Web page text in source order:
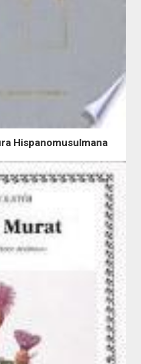
Hispanomusulmana